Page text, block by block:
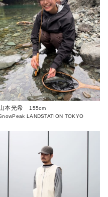
本光希
155cm
LANDSTATION TOKYO